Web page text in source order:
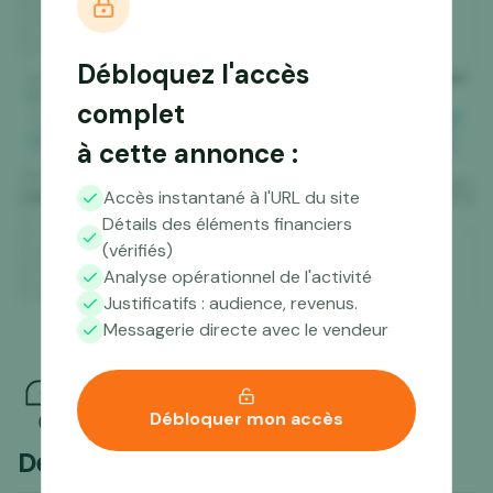
Débloquez l'accès
complet
à cette annonce :
Accès instantané à l'URL du site
Détails des éléments financiers
(vérifiés)
Analyse opérationnel de l'activité
Justificatifs : audience, revenus.
Messagerie directe avec le vendeur
Débloquer mon accès
Des questions ?